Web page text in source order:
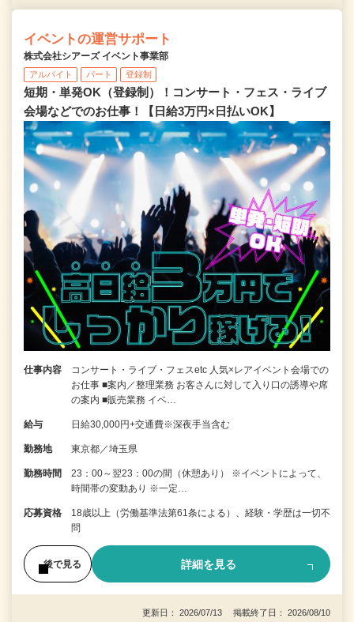
イベントの運営サポート
株式会社シアーズ イベント事業部
アルバイト パート 登録制
短期・単発OK（登録制）！コンサート・フェス・ライブ
会場などでのお仕事！【日給3万円×日払いOK】
仕事内容
コンサート・ライブ・フェスetc 人気×レアイベント会場での
お仕事 ■案内／整理業務 お客さんに対して入り口の誘導や席
の案内 ■販売業務 イベ…
給与 日給30,000円+交通費※深夜手当含む
勤務地 東京都／埼玉県
勤務時間
23：00～翌23：00の間（休憩あり） ※イベントによって、
時間帯の変動あり ※一定…
応募資格
18歳以上（労働基準法第61条による）、経験・学歴は一切不
問
後で見る 詳細を見る
更新日： 2026/07/13 掲載終了日： 2026/08/10